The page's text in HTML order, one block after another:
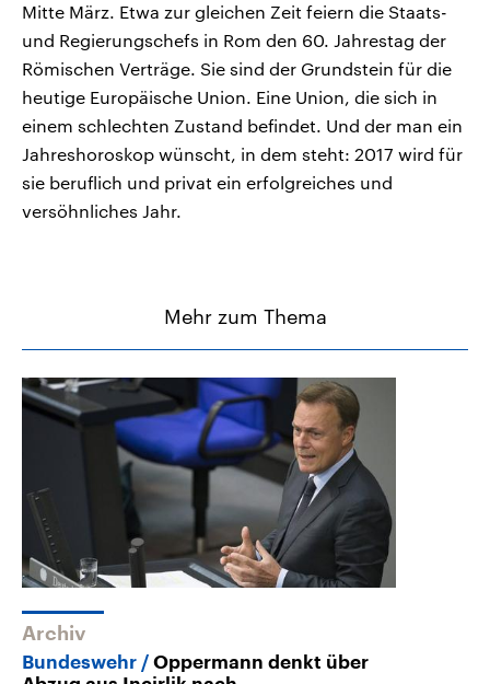
Mitte März. Etwa zur gleichen Zeit feiern die Staats-
und Regierungschefs in Rom den 60. Jahrestag der
Römischen Verträge. Sie sind der Grundstein für die
heutige Europäische Union. Eine Union, die sich in
einem schlechten Zustand befindet. Und der man ein
Jahreshoroskop wünscht, in dem steht: 2017 wird für
sie beruflich und privat ein erfolgreiches und
versöhnliches Jahr.
Mehr zum Thema
Archiv
Bundeswehr
Oppermann denkt über